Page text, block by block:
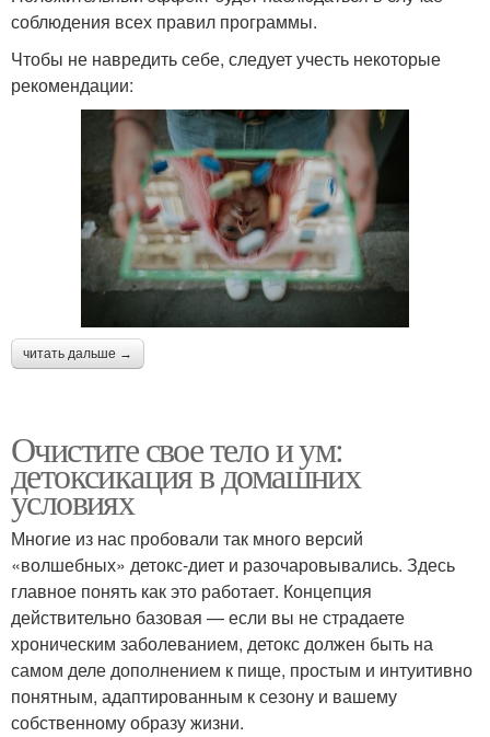
соблюдения всех правил программы.
Чтобы не навредить себе, следует учесть некоторые
рекомендации:
читать дальше →
Очистите свое тело и ум:
детоксикация в домашних
условиях
Многие из нас пробовали так много версий
«волшебных» детокс-диет и разочаровывались. Здесь
главное понять как это работает. Концепция
действительно базовая — если вы не страдаете
хроническим заболеванием, детокс должен быть на
самом деле дополнением к пище, простым и интуитивно
понятным, адаптированным к сезону и вашему
собственному образу жизни.